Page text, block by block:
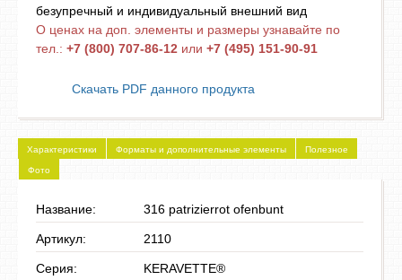
безупречный и индивидуальный внешний вид
О ценах на доп. элементы и размеры узнавайте по
тел.: +7 (800) 707-86-12 или +7 (495) 151-90-91
Скачать PDF данного продукта
Характеристики Форматы и дополнительные элементы Полезное
Фото
Название: 316 patrizierrot ofenbunt
Артикул: 2110
Серия: KERAVETTE®